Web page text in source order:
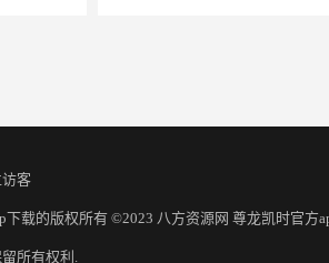
客
下载的版权所有 ©2023 八方资源网 尊龙凯时官方
所有权利.